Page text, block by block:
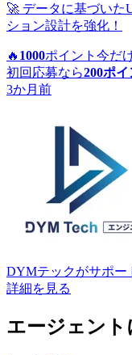
🚀 データに基づいた
ション設計を強化！
🔥 1000ポイント 今だ
初回応募なら200ポイ
3か月前
DYMテックがサポー
詳細を見る
エージェント